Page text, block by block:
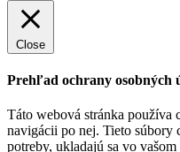
Close
Prehľad ochrany osobných
Táto webová stránka používa
navigácii po nej. Tieto súbory
potreby, ukladajú sa vo